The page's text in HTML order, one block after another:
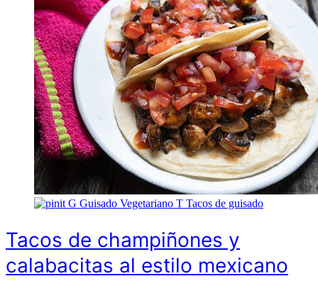
G Guisado Vegetariano T Tacos de guisado
Tacos de champiñones y
calabacitas al estilo mexicano